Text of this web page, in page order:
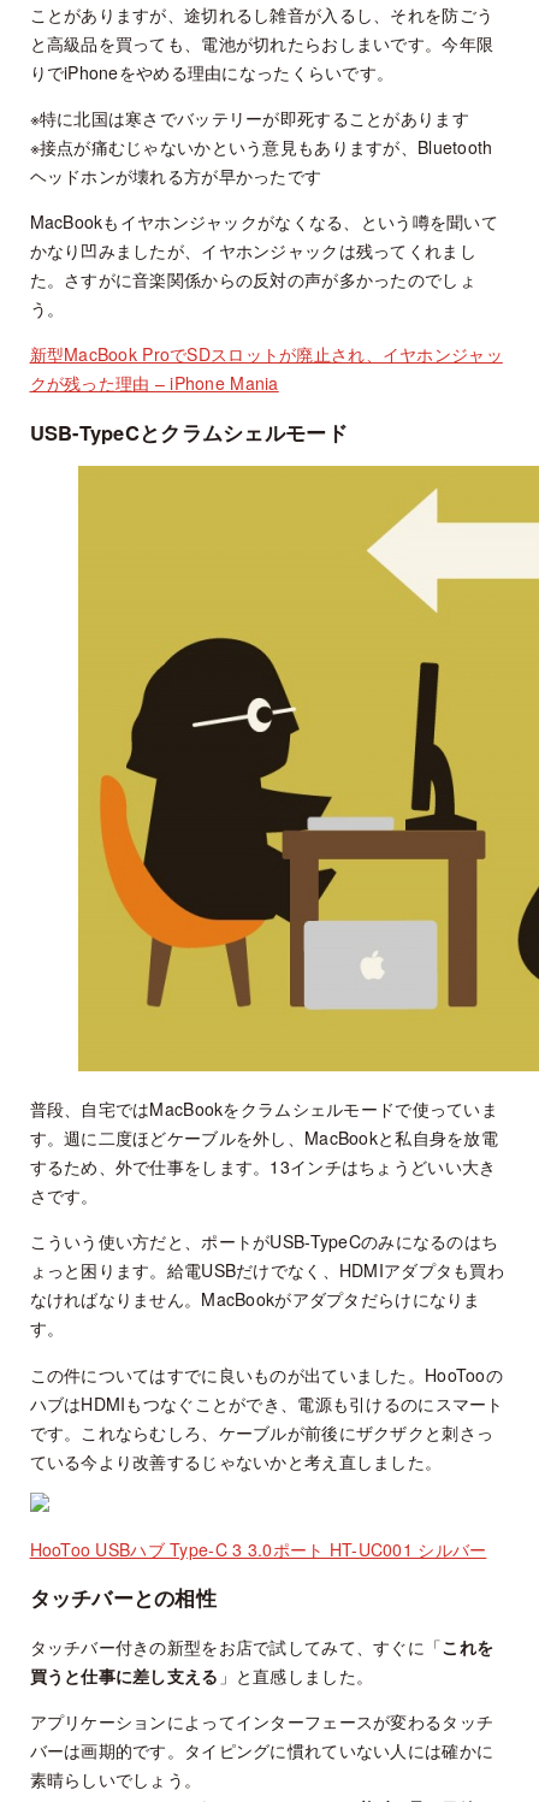
ことがありますが、途切れるし雑音が入るし、それを防ごう
と高級品を買っても、電池が切れたらおしまいです。今年限
りでiPhoneをやめる理由になったくらいです。
※特に北国は寒さでバッテリーが即死することがあります
※接点が痛むじゃないかという意見もありますが、Bluetooth
ヘッドホンが壊れる方が早かったです
MacBookもイヤホンジャックがなくなる、という噂を聞いて
かなり凹みましたが、イヤホンジャックは残ってくれまし
た。さすがに音楽関係からの反対の声が多かったのでしょ
う。
新型MacBook ProでSDスロットが廃止され、イヤホンジャッ
クが残った理由 – iPhone Mania
USB-TypeCとクラムシェルモード
普段、自宅ではMacBookをクラムシェルモードで使っていま
す。週に二度ほどケーブルを外し、MacBookと私自身を放電
するため、外で仕事をします。13インチはちょうどいい大き
さです。
こういう使い方だと、ポートがUSB-TypeCのみになるのはち
ょっと困ります。給電USBだけでなく、HDMIアダプタも買わ
なければなりません。MacBookがアダプタだらけになりま
す。
この件についてはすでに良いものが出ていました。HooTooの
ハブはHDMIもつなぐことができ、電源も引けるのにスマート
です。これならむしろ、ケーブルが前後にザクザクと刺さっ
ている今より改善するじゃないかと考え直しました。
HooToo USBハブ Type-C 3 3.0ポート HT-UC001 シルバー
タッチバーとの相性
タッチバー付きの新型をお店で試してみて、すぐに「これを
買うと仕事に差し支える 」と直感しました。
アプリケーションによってインターフェースが変わるタッチ
バーは画期的です。タイピングに慣れていない人には確かに
素晴らしいでしょう。